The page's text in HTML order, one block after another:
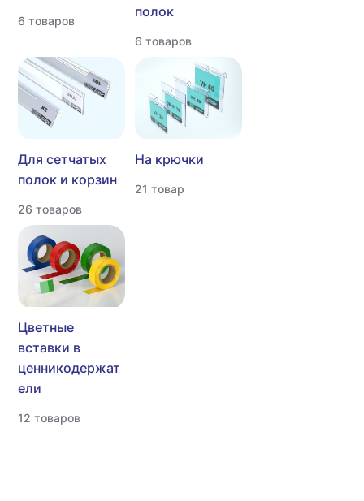
6 товаров
полок
6 товаров
Для сетчатых
полок и корзин
26 товаров
На крючки
21 товар
Цветные
вставки в
ценникодержат
ели
12 товаров